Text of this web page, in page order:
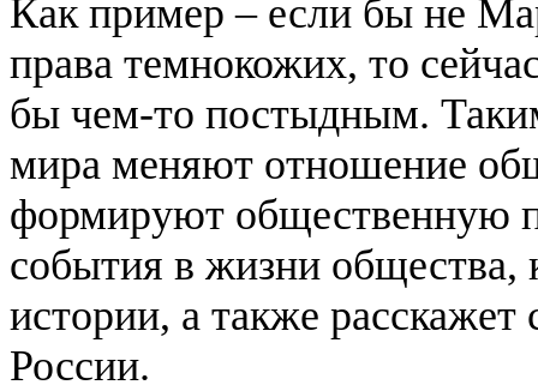
Как пример – если бы не
права темнокожих, то
бы чем-то постыдным.
мира меняют отношение
формируют общественную
события в жизни общества,
истории, а также
России.